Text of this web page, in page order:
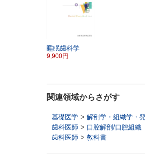
睡眠歯科学
9,900円
関連領域からさがす
基礎医学 > 解剖学・組織学・
歯科医師 > 口腔解剖/口腔組織
歯科医師 > 教科書